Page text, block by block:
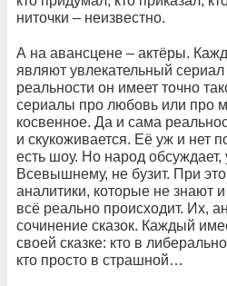
ниточки – неизвестно.
А на авансцене – актёры.
являют увлекательный сериал
реальности он имеет точно
сериалы про любовь или про
косвенное. Да и сама
и скукоживается. Её уж и нет
есть шоу. Но народ обсуждает,
Всевышнему, не бузит. При
аналитики, которые не знают и
всё реально происходит. Их,
сочинение сказок. Каждый
своей сказке: кто в
кто просто в страшной…